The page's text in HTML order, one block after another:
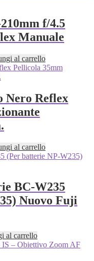
f/4.5
Manuale
al carrello
Nero Reflex
al carrello
BC-W235
Nuovo Fuji
al carrello